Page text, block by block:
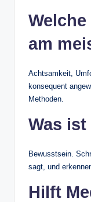
am
Achtsamkeit,
konsequent
Methoden.
Was
Bewusstsein.
sagt, und
Hilft